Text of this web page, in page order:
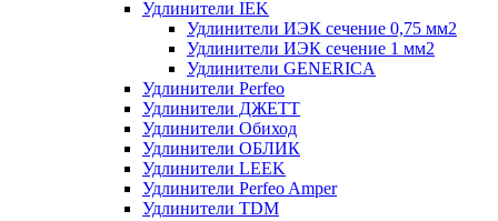
Удлинители IEK
Удлинители ИЭК сечение 0,75 мм2
Удлинители ИЭК сечение 1 мм2
Удлинители GENERICA
Удлинители Perfeo
Удлинители ДЖЕТТ
Удлинители Обиход
Удлинители ОБЛИК
Удлинители LEEK
Удлинители Perfeo Amper
Удлинители TDM